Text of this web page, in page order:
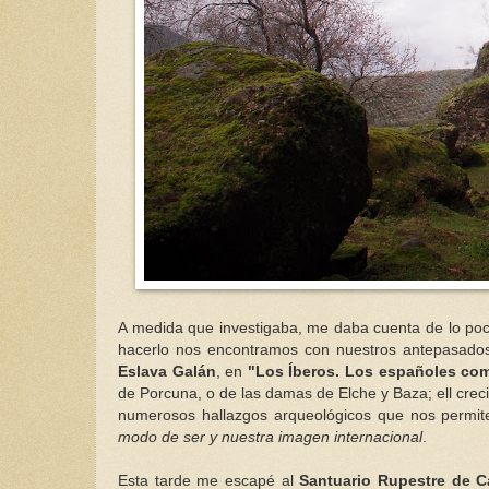
A medida que investigaba, me daba cuenta de lo
hacerlo nos encontramos con nuestros
Eslava Galán , en "Los Íberos. Los españoles
de Porcuna, o de las damas de Elche y Baza; ell
numerosos hallazgos arqueológicos que nos
modo de ser y nuestra imagen internacional.
Esta tarde me escapé alSantuario Rupestre de